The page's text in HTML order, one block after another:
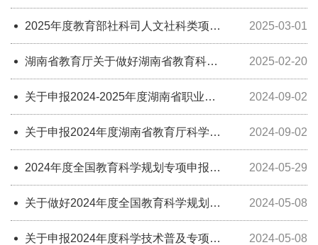
会‘十四五’规划2025年度科研课题申报
工作的通知
2025年度教育部社科司人文社科类项目
申报工作的通知
2025-03-01
湖南省教育厅关于做好湖南省教育科
学“十四五”规划2025年度课题组织申报
工作的通知
2025-02-20
关于申报2024-2025年度湖南省职业教
育与成人教育学会科研规划课题的通知
2024-09-02
关于申报2024年度湖南省教育厅科学研
究项目的通知
2024-09-02
2024年度全国教育科学规划专项申报公
告
2024-05-29
关于做好2024年度全国教育科学规划课
题组织申报工作的通知
2024-05-08
关于申报2024年度科学技术普及专项的
2024-05-08